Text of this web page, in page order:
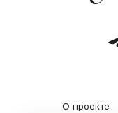
О проекте